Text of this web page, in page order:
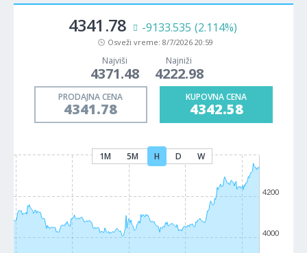
4341.78 -9133.535 (2.114%)
Osveži vreme: 8/7/2026 20:59
Najviši
4371.48
Najniži
4222.98
PRODAJNA CENA
4341.78
KUPOVNA CENA
4342.58
1M 5M H D W
4000
4200